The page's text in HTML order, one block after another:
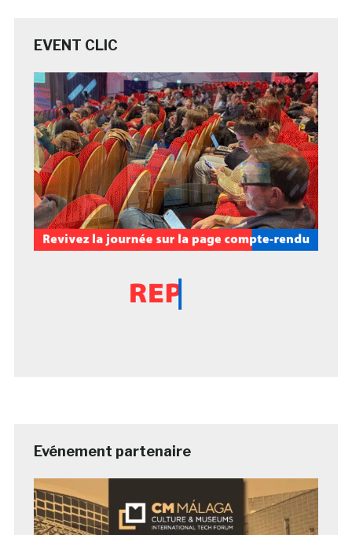
EVENT CLIC
Evénement partenaire